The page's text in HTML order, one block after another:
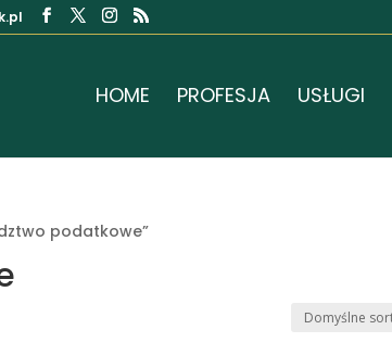
HOME PROFESJA USŁUGI
podatkowe”